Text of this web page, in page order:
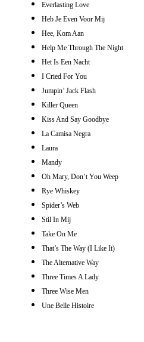
Everlasting Love
Heb Je Even Voor Mij
Hee, Kom Aan
Help Me Through The Night
Het Is Een Nacht
I Cried For You
Jumpin’ Jack Flash
Killer Queen
Kiss And Say Goodbye
La Camisa Negra
Laura
Mandy
Oh Mary, Don’t You Weep
Rye Whiskey
Spider’s Web
Stil In Mij
Take On Me
That’s The Way (I Like It)
The Alternative Way
Three Times A Lady
Three Wise Men
Une Belle Histoire